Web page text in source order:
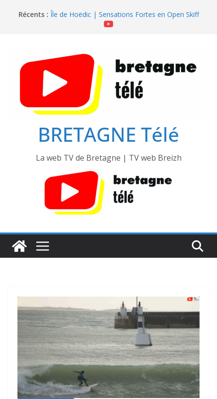
Récents : Île de Hoëdic | Sensations Fortes en Open Skiff
Île de Hoëdic | Dimanche le Jour du Zodiac
Île de Hoëdic | Le Sémaphore ouvert au Public
BRETAGNE Télé
La web TV de Bretagne | TV web Breizh